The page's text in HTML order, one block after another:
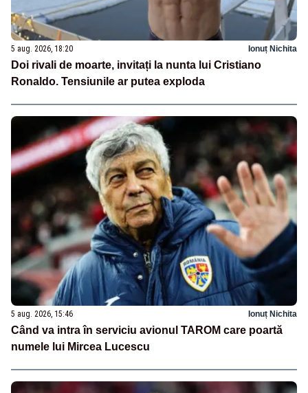
5 aug. 2026, 18:20 Ionuț Nichita
Doi rivali de moarte, invitați la nunta lui Cristiano
Ronaldo. Tensiunile ar putea exploda
5 aug. 2026, 15:46 Ionuț Nichita
Când va intra în serviciu avionul TAROM care poartă
numele lui Mircea Lucescu